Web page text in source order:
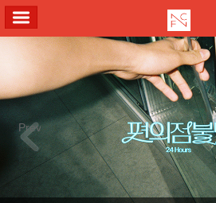
Previous